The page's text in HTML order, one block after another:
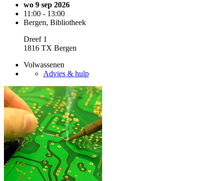
wo 9 sep 2026
11:00 - 13:00
Bergen, Bibliotheek
Dreef 1
1816 TX Bergen
Volwassenen
Advies & hulp